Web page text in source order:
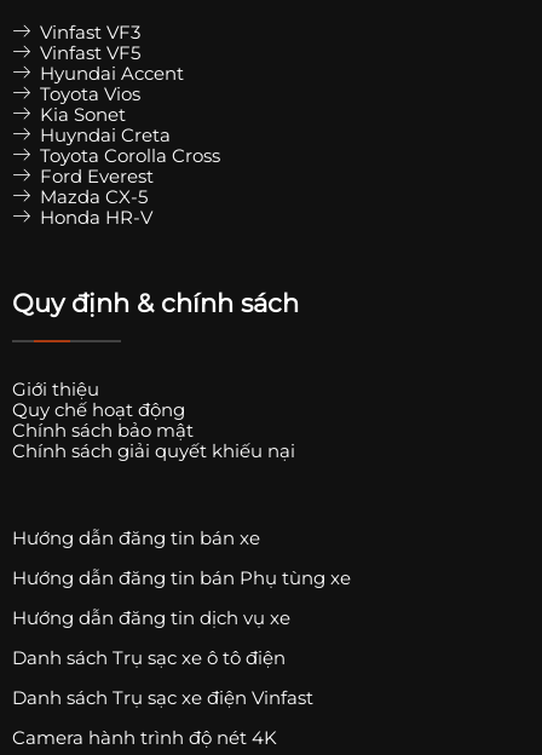
Vinfast VF3
Vinfast VF5
Hyundai Accent
Toyota Vios
Kia Sonet
Huyndai Creta
Toyota Corolla Cross
Ford Everest
Mazda CX-5
Honda HR-V
Quy định & chính sách
Giới thiệu
Quy chế hoạt động
Chính sách bảo mật
Chính sách giải quyết khiếu nại
Hướng dẫn đăng tin bán xe
Hướng dẫn đăng tin bán Phụ tùng xe
Hướng dẫn đăng tin dịch vụ xe
Danh sách Trụ sạc xe ô tô điện
Danh sách Trụ sạc xe điện Vinfast
Camera hành trình độ nét 4K